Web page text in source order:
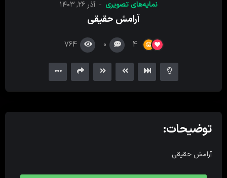
نمایه‌های تصویری آذر ۲۶, ۱۴۰۳
آرامش حقیقی
4
0
764
توضیحات:
آرامش حقیقی